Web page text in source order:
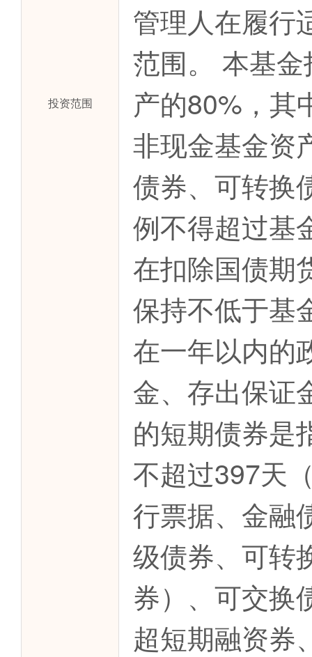
投资范围
管理人在履行
范围。 本基
产的80%，其
非现金基金资
债券、可转换
例不得超过基
在扣除国债期
保持不低于基
在一年以内的
金、存出保证
的短期债券是
不超过397天
行票据、金融
级债券、可转
券）、可交换
超短期融资券